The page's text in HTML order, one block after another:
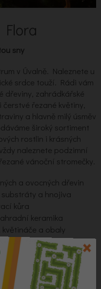
sny
v Úvalně. Naleznete u
srdce touží. Rádi vám
dřeviny, zahrádkářské
řezané květiny,
a hlavně milý úsměv
široký sortiment
rostlin i krásných
naleznete podzimní
vánoční stromečky.
a ovocných dřevin
a hnojiva
kůra
keramika
a obaly
potřeby